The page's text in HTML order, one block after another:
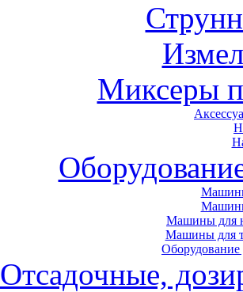
Миксеры
Машины для
Машины для
Отсадочные,